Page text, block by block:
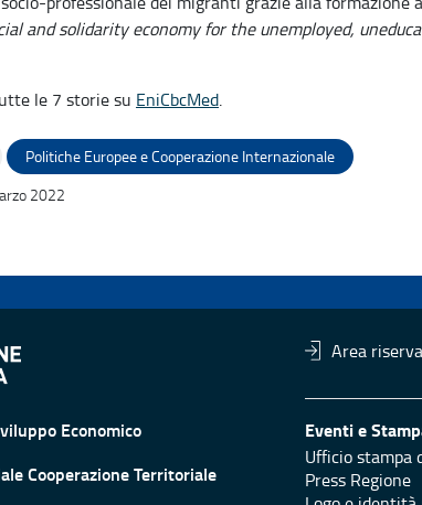
and solidarity economy for the unemployed,
le 7 storie su EniCbcMed.
Politiche Europee e Cooperazione Internazionale
2022
Area
Economico
Cooperazione Territoriale
Eventi e
Ufficio stampa
Press Regione